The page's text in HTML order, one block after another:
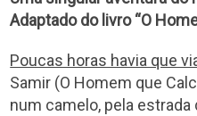
Adaptado do livro “O
Poucas horas havia que
Samir (O Homem que
num camelo, pela estrada